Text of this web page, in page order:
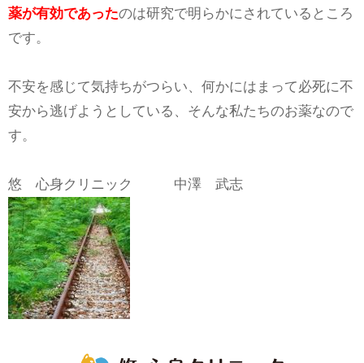
薬が有効であったのは研究で明らかにされているところ
です。
不安を感じて気持ちがつらい、何かにはまって必死に不
安から逃げようとしている、そんな私たちのお薬なので
す。
悠 心身クリニック 中澤 武志